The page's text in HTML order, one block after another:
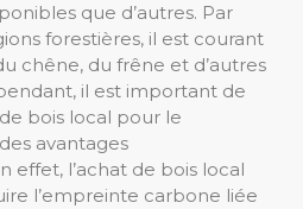
que d’autres. Par
forestières, il est courant
chêne, du frêne et d’autres
il est important de
bois local pour le
avantages
effet, l’achat de bois local
l’empreinte carbone liée